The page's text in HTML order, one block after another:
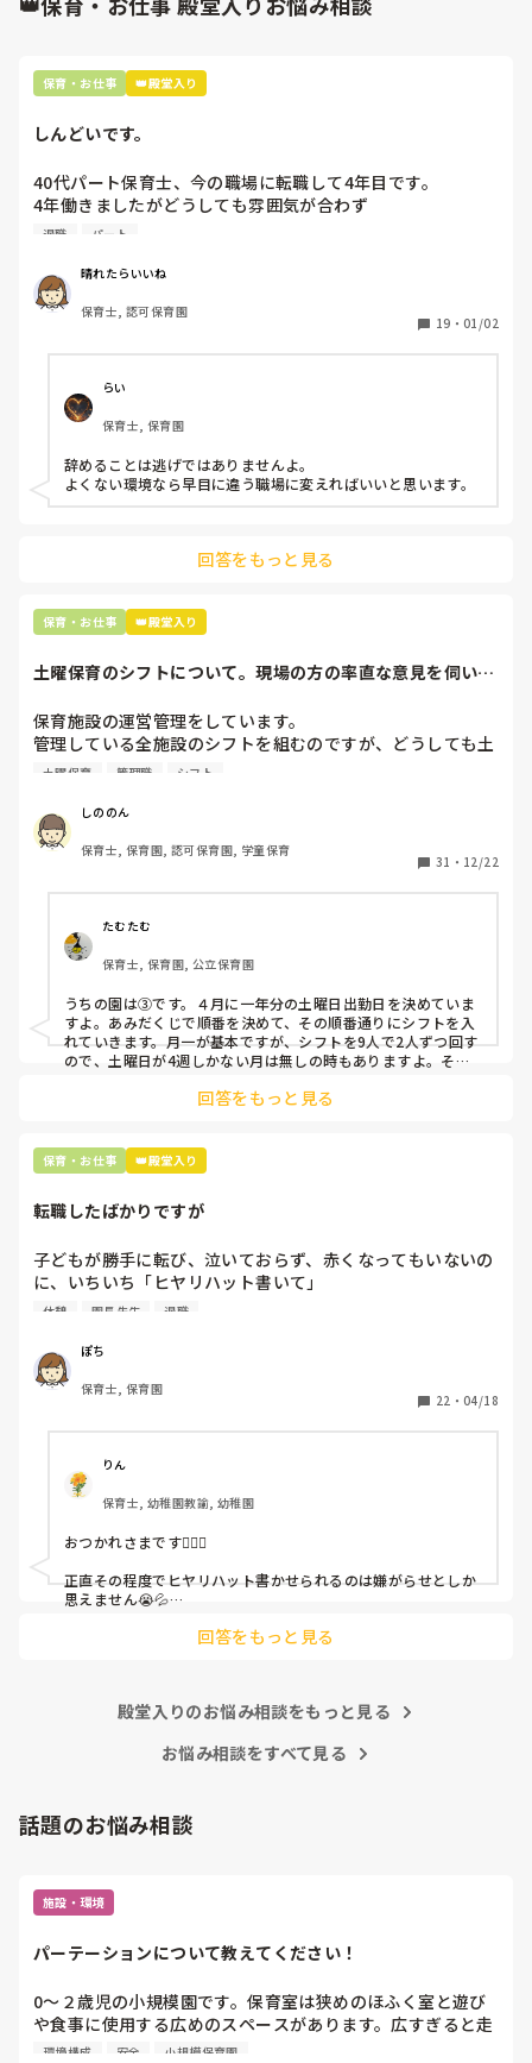
保育・お仕事 👑殿堂入り
しんどいです。
40代パート保育士、今の職場に転職して4年目です。
4年働きましたがどうしても雰囲気が合わず
退職しようと思っています。
周りの職員は、勤続10年以上から何十年という先生がほとん
どです。
保護者子どもの愚痴悪口が多く、
今で言う不適切保育も
仕方ないよね
もう何も言わずに
子どもの言いなりになればいいんだね
などいう意見で…
上の先生に相談することは難しそうです。
最後の職場にしようと思っていましたが
辞めることは逃げ、と、過去辞めた人も何年も言われ続けて
います
退職 パート
晴れたらいいね
保育士, 認可保育園
19 ・ 01/02
らい
保育士, 保育園
辞めることは逃げではありませんよ。
よくない環境なら早目に違う職場に変えればいいと思います。
回答をもっと見る
保育・お仕事 👑殿堂入り
土曜保育のシフトについて。現場の方の率直な意見を伺いた
保育施設の運営管理をしています。
管理している全施設のシフトを組むのですが、どうしても土
曜保育だけは入れる方が少なく、いつも苦労しています。
て入職しているはずですが、いざ勤務が始まると一日も土曜
出勤が出来ない方ばかりです。
①土曜日の希望休は2日まで、と制限をかける
②毎月、必ず土曜保育に入ることのできる日を1日だけピッ
クアップしてもらう
③仮シフトが出た時、土曜出勤が難しければ自身で代わりの
人を交渉して見つけてもらう
上記のいずれかの対策を取り入れることを考えています。
土曜保育 管理職 シフト
しののん
保育士, 保育園, 認可保育園, 学童保育
31 ・ 12/22
たむたむ
保育士, 保育園, 公立保育園
うちの園は③です。４月に一年分の土曜日出勤日を決めていま
すよ。あみだくじで順番を決めて、その順番通りにシフトを入
れていきます。月一が基本ですが、シフトを9人で2人ずつ回す
ので、土曜日が4週しかない月は無しの時もありますよ。その
て貰い、主任に報告してます。
回答をもっと見る
保育・お仕事 👑殿堂入り
転職したばかりですが
子どもが勝手に転び、泣いておらず、赤くなってもいないの
に、いちいち「ヒヤリハット書いて」
と書かされ
（そう言う本人は書かない）
しかも、上司に↑この内容でも
ちゃんと考えて対策を練って書き込むようにと。
呼ばれて一緒に対策を考えさせられること多数
これだけで30〜40分拘束されて辛いです
皆さんの園はどうですか?
休憩 園長先生 退職
ぽち
保育士, 保育園
22 ・ 04/18
りん
保育士, 幼稚園教諭, 幼稚園
おつかれさまです🙇🏻‍♀️
正直その程度でヒヤリハット書かせられるのは嫌がらせとしか
思えません😭💦
回答をもっと見る
殿堂入りのお悩み相談をもっと見る
お悩み相談をすべて見る
話題のお悩み相談
施設・環境
パーテーションについて教えてください！
0〜２歳児の小規模園です。保育室は狭めのほふく室と遊び
や食事に使用する広めのスペースがあります。広すぎると走
り回ったりして落ち着かないので、活動によってパーテーシ
環境構成 安全 小規模保育園